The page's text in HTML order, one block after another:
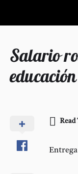
Salario
Read